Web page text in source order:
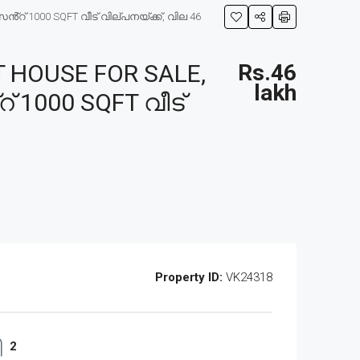
സെൻ്റ് 1000 SQFT വീട് വില്പനയ്ക്ക്, വില 46
FOR SALE,
SQFT വീട്
Rs.46
lakh
Property ID: VK24318
2